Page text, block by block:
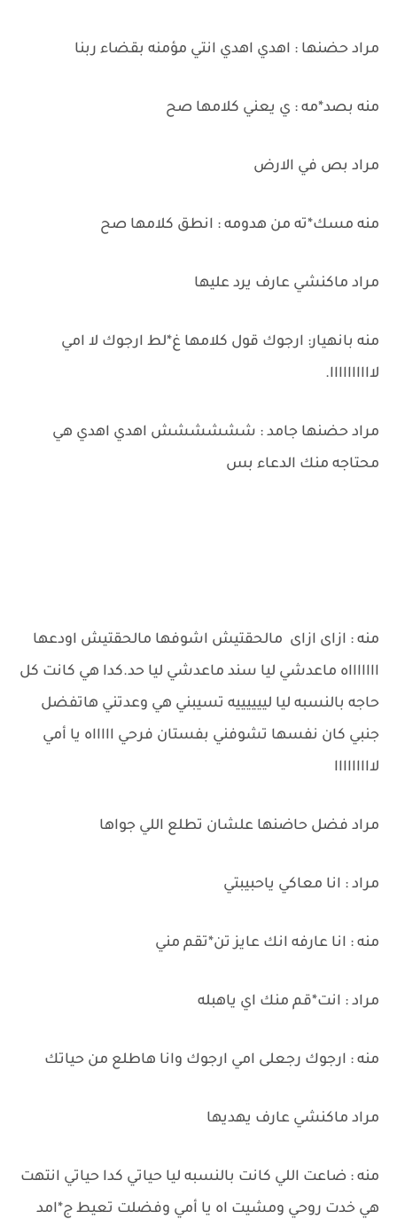
مراد حضنها : اهدي اهدي انتي مؤمنه بقضاء ربنا
منه بصد*مه : ي يعني كلامها صح
مراد بص في الارض
منه مسك*ته من هدومه : انطق كلامها صح
مراد ماكنشي عارف يرد عليها
منه بانهيار: ارجوك قول كلامها غ*لط ارجوك لا امي
لاااااااااا.
مراد حضنها جامد : شششششش اهدي اهدي هي
محتاجه منك الدعاء بس
منه : ازاى ازاى مالحقتيش اشوفها مالحقتيش اودعها
اااااااه ماعدشي ليا سند ماعدشي ليا حد.كدا هي كانت كل
حاجه بالنسبه ليا لييييييه تسيبني هي وعدتني هاتفضل
جنبي كان نفسها تشوفني بفستان فرحي اااااه يا أمي
لااااااااا
مراد فضل حاضنها علشان تطلع اللي جواها
مراد : انا معاكي ياحبيبتي
منه : انا عارفه انك عايز تن*تقم مني
مراد : انت*قم منك اي ياهبله
منه : ارجوك رجعلى امي ارجوك وانا هاطلع من حياتك
مراد ماكنشي عارف يهديها
منه : ضاعت اللي كانت بالنسبه ليا حياتي كدا حياتي انتهت
هي خدت روحي ومشيت اه يا أمي وفضلت تعيط ج*امد